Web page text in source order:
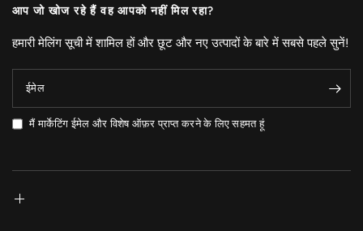
आप जो खोज रहे हैं वह आपको नहीं मिल रहा?
हमारी मेलिंग सूची में शामिल हों और छूट और नए उत्पादों के बारे में सबसे पहले सुनें!
ईमेल
मैं मार्केटिंग ईमेल और विशेष ऑफ़र प्राप्त करने के लिए सहमत हूं